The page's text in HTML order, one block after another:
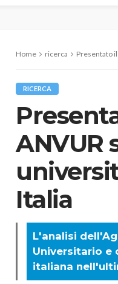
Home ricerca Presentato
RICERCA
ANVUR
Italia
L'analisi
Universitario e
italiana